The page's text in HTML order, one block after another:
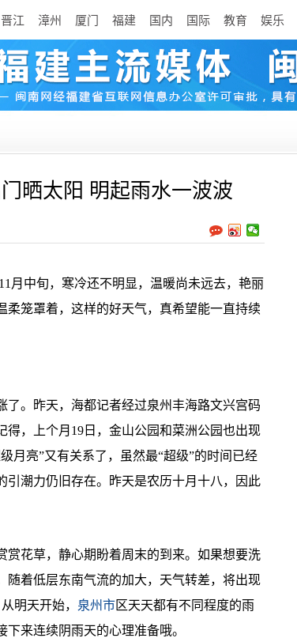
晋江 漳州 厦门 福建 国内 国际 教育 娱乐
晒太阳 明起雨水一波波
中旬，寒冷还不明显，温暖尚未远去，艳丽
笼罩着，这样的好天气，真希望能一直持续
。昨天，海都记者经过泉州丰海路文兴宫码
，上个月19日，金山公园和菜洲公园也出现
月亮”又有关系了，虽然最“超级”的时间已经
潮力仍旧存在。昨天是农历十月十八，因此
花草，静心期盼着周末的到来。如果想要洗
着低层东南气流的加大，天气转差，将出现
明天开始， 泉州市区天天都有不同程度的雨
来连续阴雨天的心理准备哦。